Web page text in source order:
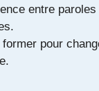
entre
former pour